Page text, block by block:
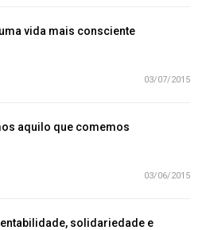
vida mais consciente
03/07/2015
aquilo que comemos
03/06/2015
solidariedade e